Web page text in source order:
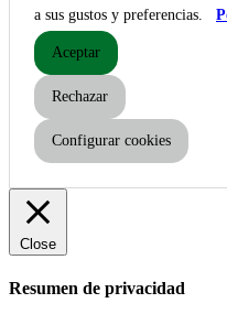
a sus gustos y preferencias.
Aceptar
Rechazar
Configurar cookies
Close
Resumen de privacidad